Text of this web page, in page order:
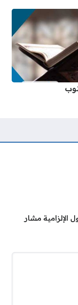
الإلزامية مشار